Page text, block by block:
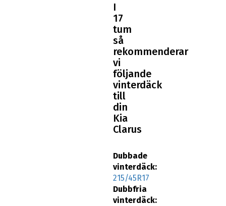
I
17
tum
så
rekommenderar
vi
följande
vinterdäck
till
din
Kia
Clarus
Dubbade
vinterdäck:
215/45R17
Dubbfria
vinterdäck: